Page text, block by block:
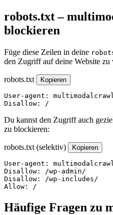
robots.txt –
blockieren
Füge diese Zeilen in deine
den Zugriff auf deine Website zu
robots.txt Kopieren
User-agent:
Disallow: /
Du kannst den Zugriff auch
zu blockieren:
robots.txt (selektiv) Kopieren
User-agent:
Disallow: /wp-admin/
Disallow: /wp-includes/
Allow: /
Häufige Fragen zu